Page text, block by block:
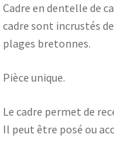
Cadre en dentelle de
cadre sont incrustés
plages bretonnes.
Pièce unique.
Le cadre permet de
Il peut être posé ou